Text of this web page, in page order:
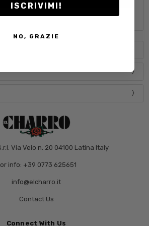
Via Veio n. 20 04100 Latina Italy
info: +39 0773 625651
info@elcharro.it
Contact Us
Connect With Us
ISCRIVIMI!
NO, GRAZIE